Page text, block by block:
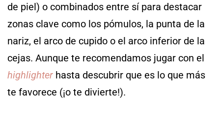
de piel) o combinados entre sí para destacar
zonas clave como los pómulos, la punta de la
nariz, el arco de cupido o el arco inferior de la
cejas. Aunque te recomendamos jugar con el
highlighter hasta descubrir que es lo que más
te favorece (¡o te divierte!).